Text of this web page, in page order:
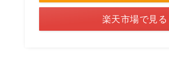
楽天市場で見る